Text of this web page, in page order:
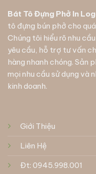
Bát Tô Đựng Phở In
tô đựng bún phở cho
Chúng tôi hiểu rõ nhu
yêu cầu, hỗ trợ tư vấn
hàng nhanh chóng. Sản
mọi nhu cầu sử dụng và
kinh doanh.
Giới Thiệu
Liên Hệ
Đt: 0945.998.001